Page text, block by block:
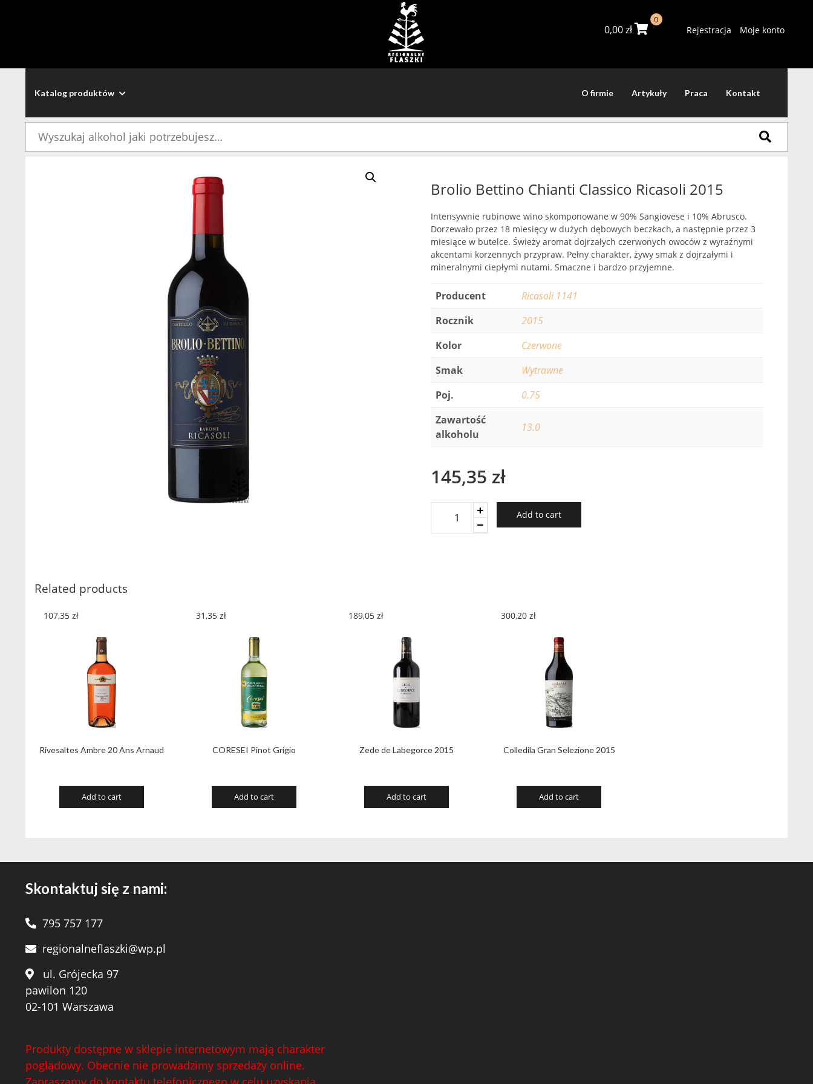
0,00zł
0
Rejestracja Moje konto
Katalog produktów O firmie Artykuły Praca Kontakt
Brolio Bettino Chianti Classico Ricasoli 2015
Intensywnie rubinowe wino skomponowane w 90% Sangiovese i 10% Abrusco.
Dorzewało przez 18 miesięcy w dużych dębowych beczkach, a następnie przez 3
miesiące w butelce. Świeży aromat dojrzałych czerwonych owoców z wyraźnymi
akcentami korzennych przypraw. Pełny charakter, żywy smak z dojrzałymi i
mineralnymi ciepłymi nutami. Smaczne i bardzo przyjemne.
Producent
Ricasoli 1141
Rocznik
2015
Kolor
Czerwone
Smak
Wytrawne
Poj.
0.75
Zawartość
alkoholu
13.0
145,35 zł
Bettino
Add to cart
Related products
Rivesaltes Ambre 20 Ans Arnaud
107,35 zł
Add to cart
CORESEI Pinot Grigio
31,35 zł
Add to cart
Zede de Labegorce 2015
189,05 zł
Add to cart
Colledila Gran Selezione 2015
300,20 zł
Add to cart
Skontaktuj się z nami:
795 757 177
regionalneflaszki@wp.pl
ul. Grójecka 97
pawilon 120
02-101 Warszawa
Produkty dostępne w sklepie internetowym mają charakter
poglądowy. Obecnie nie prowadzimy sprzedaży online.